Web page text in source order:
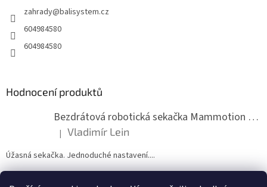
zahrady@balisystem.cz
604984580
604984580
Hodnocení produktů
Bezdrátová robotická sekačka Mammotion LUBA mini 2 1500
Hodnocení produktu je 5 z 5 hvězdiček.
| Vladimír Lein
Úžasná sekačka. Jednoduché nastavení....